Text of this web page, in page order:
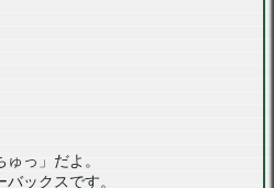
っ」だよ。
ックスです。